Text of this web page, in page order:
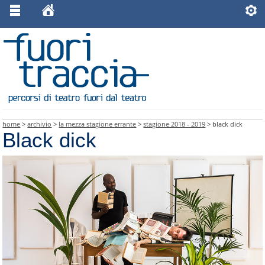
home >archivio > la mezza stagione errante >stagione 2018 - 2019 > black dick
Black dick